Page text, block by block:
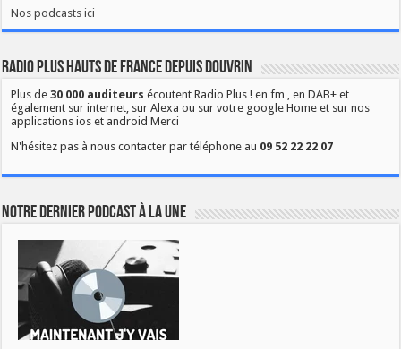
Nos podcasts ici
Radio Plus Hauts de France depuis Douvrin
Plus de30 000 auditeurs écoutent Radio Plus ! en fm , en DAB+ et
également sur internet, sur Alexa ou sur votre google Home et sur nos
applications ios et android Merci
N'hésitez pas à nous contacter par téléphone au 09 52 22 22 07
Notre dernier podcast à la une